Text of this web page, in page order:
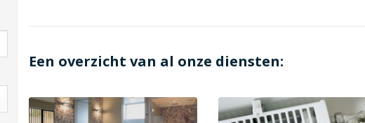
Een overzicht van al onze diensten: